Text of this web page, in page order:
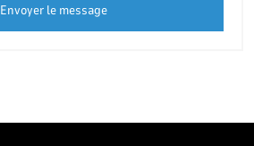
Envoyer le message